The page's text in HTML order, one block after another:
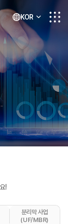
KOR
!
분리막 사업
(UF/MBR)